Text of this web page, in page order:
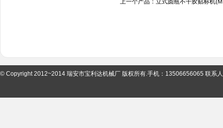
上一个产品： 立式圆瓶不干胶贴标机
© Copyright 2012~2014 瑞安市宝利达机械厂 版权所有.手机：13506656065 联系